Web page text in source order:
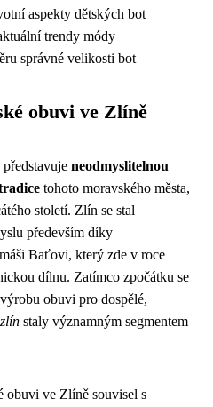
aspekty dětských bot
trendy módy
správné velikosti bot
obuvi ve Zlíně
neodmyslitelnou
tohoto moravského města,
století. Zlín se stal
především díky
Baťovi, který zde v roce
dílnu. Zatímco zpočátku se
obuvi pro dospělé,
staly významným segmentem
obuvi ve Zlíně souvisel s